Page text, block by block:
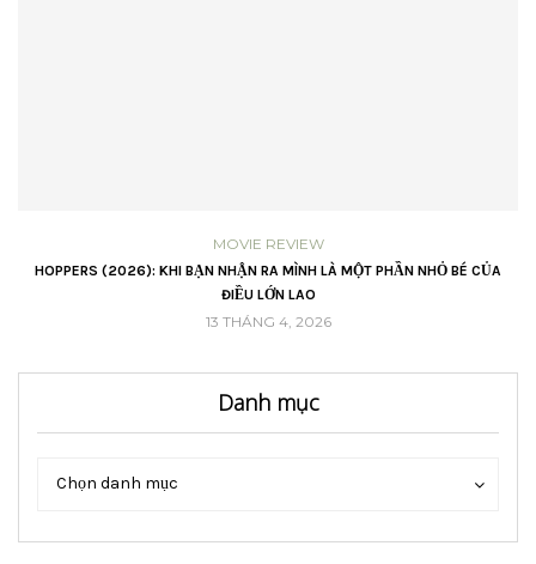
MOVIE REVIEW
HOPPERS (2026): KHI BẠN NHẬN RA MÌNH LÀ MỘT PHẦN NHỎ BÉ CỦA
ĐIỀU LỚN LAO
13 THÁNG 4, 2026
Danh mục
Chọn danh mục
Danh